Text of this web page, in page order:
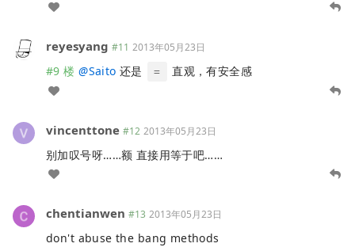
reyesyang #11 2013年05月23日
#9 楼 @Saito 还是 = 直观，有安全感
vincenttone #12 2013年05月23日
别加叹号呀……额 直接用等于吧……
chentianwen #13 2013年05月23日
don't abuse the bang methods